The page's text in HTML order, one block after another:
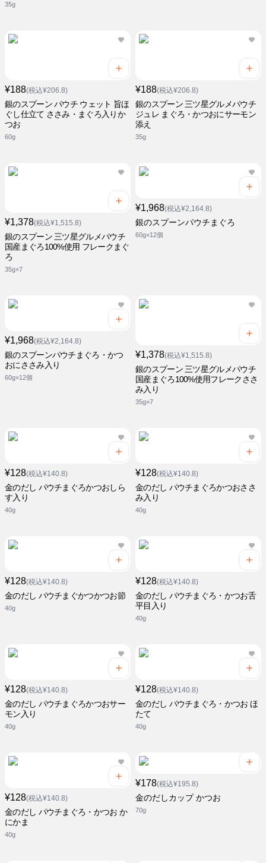
35g
¥188(税込¥206.8)
銀のスプーン パウチ ウェット 旨ほ
ぐし仕立て ささみ・まぐろ入りか
つお
60g
¥188(税込¥206.8)
銀のスプーン 三ツ星グルメパウチ
ジュレ まぐろ・かつおにサーモン
添え
35g
¥1,378(税込¥1,515.8)
銀のスプーン 三ツ星グルメパウチ
国産まぐろ100%使用 フレークまぐ
ろ
35g×7
¥1,968(税込¥2,164.8)
銀のスプーンパウチまぐろ
60g×12個
¥1,968(税込¥2,164.8)
銀のスプーンパウチまぐろ・かつ
おにささみ入り
60g×12個
¥1,378(税込¥1,515.8)
銀のスプーン 三ツ星グルメパウチ
国産まぐろ100%使用フレークささ
み入り
35g×7
¥128(税込¥140.8)
金のだし パウチまぐろかつおしら
す入り
40g
¥128(税込¥140.8)
金のだし パウチまぐろかつおささ
み入り
40g
¥128(税込¥140.8)
金のだし パウチまぐかつかつお節
40g
¥128(税込¥140.8)
金のだし パウチまぐろ・かつお舌
平目入り
40g
¥128(税込¥140.8)
金のだし パウチまぐろかつおサー
モン入り
40g
¥128(税込¥140.8)
金のだし パウチまぐろ・かつお ほ
たて
40g
¥128(税込¥140.8)
金のだし パウチまぐろ・かつお か
にかま
40g
¥178(税込¥195.8)
金のだしカップ かつお
70g